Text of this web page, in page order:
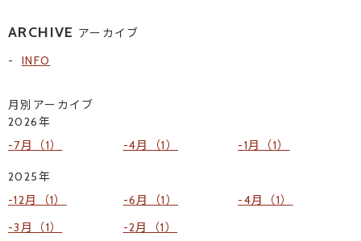
ARCHIVE アーカイブ
INFO
月別アーカイブ
2026年
7月（1）
4月（1） 1月（1）
2025年
12月（1）
6月（1）
4月（1）
3月（1）
2月（1）